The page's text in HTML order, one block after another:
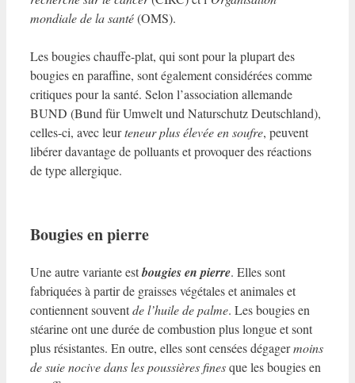
mondiale de la santé(OMS).
Les bougies chauffe-plat, qui sont pour la plupart des
bougies en paraffine, sont également considérées comme
critiques pour la santé. Selon l’association allemande
BUND (Bund für Umwelt und Naturschutz Deutschland),
celles-ci, avec leurteneur plus élevée en soufre, peuvent
libérer davantage de polluants et provoquer des réactions
de type allergique.
Bougies en pierre
Une autre variante estbougies en pierre. Elles sont
fabriquées à partir de graisses végétales et animales et
contiennent souventde l’huile de palme. Les bougies en
stéarine ont une durée de combustion plus longue et sont
plus résistantes. En outre, elles sont censées dégagermoins
de suie nocive dans les poussières finesque les bougies en